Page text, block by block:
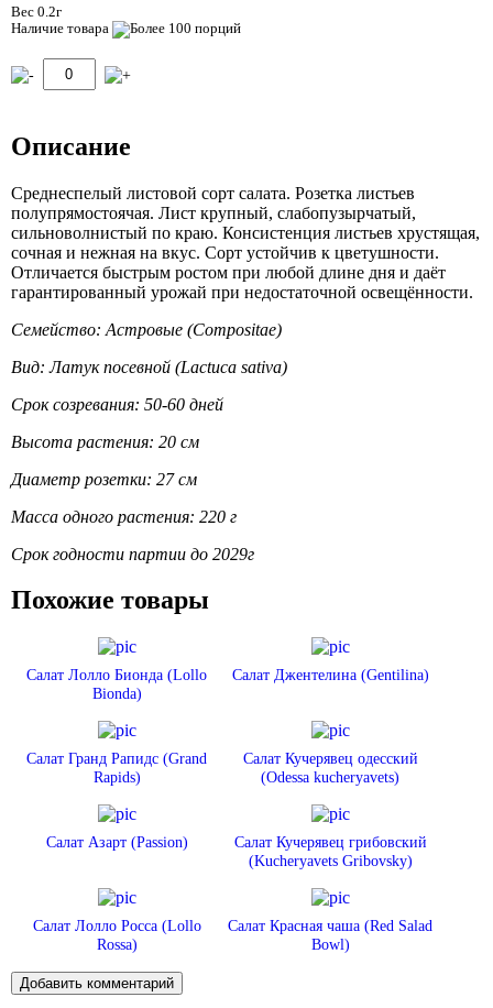
Вес 0.2г
Наличие товара
Описание
Среднеспелый листовой сорт салата. Розетка листьев
полупрямостоячая. Лист крупный, слабопузырчатый,
сильноволнистый по краю. Консистенция листьев хрустящая,
сочная и нежная на вкус. Сорт устойчив к цветушности.
Отличается быстрым ростом при любой длине дня и даёт
гарантированный урожай при недостаточной освещённости.
Семейство: Астровые (Compositae)
Вид: Латук посевной (Lactuca sativa)
Срок созревания: 50-60 дней
Высота растения: 20 см
Диаметр розетки: 27 см
Масса одного растения: 220 г
Срок годности партии до 2029г
Похожие товары
Салат Лолло Бионда (Lollo
Bionda)
Салат Джентелина (Gentilina)
Салат Гранд Рапидс (Grand
Rapids)
Салат Кучерявец одесский
(Odessa kucheryavets)
Салат Азарт (Passion)
Салат Кучерявец грибовский
(Kucheryavets Gribovsky)
Салат Лолло Росса (Lollo
Rossa)
Салат Красная чаша (Red Salad
Bowl)